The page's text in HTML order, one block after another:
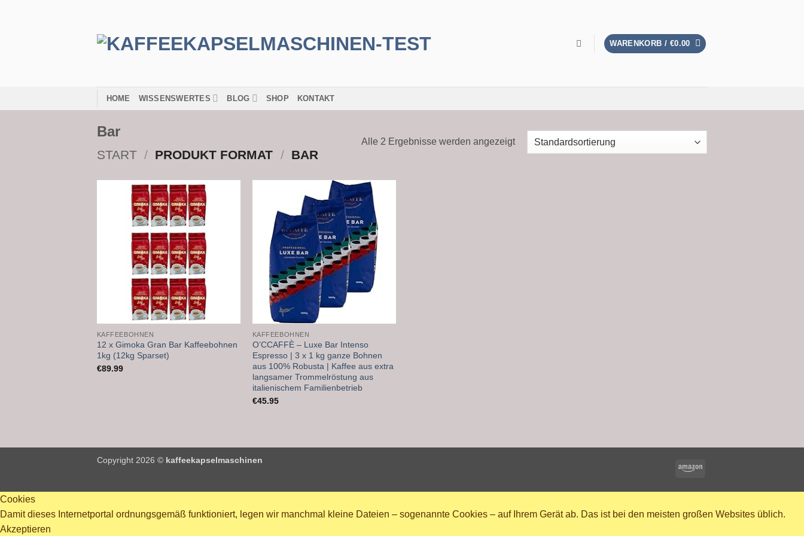
WARENKORB / €0.00
HOME WISSENSWERTES BLOG SHOP KONTAKT
‎Bar
START / PRODUKT FORMAT / ‎BAR
Alle 2 Ergebnisse werden angezeigt
KAFFEEBOHNEN
12 x Gimoka Gran Bar Kaffeebohnen
1kg (12kg Sparset)
€89.99
Add to
wishlist
KAFFEEBOHNEN
O’CCAFFÈ – Luxe Bar Intenso
Espresso | 3 x 1 kg ganze Bohnen
aus 100% Robusta | Kaffee aus extra
langsamer Trommelröstung aus
italienischem Familienbetrieb
€45.95
Amazon
Copyright 2026 © kaffeekapselmaschinen
Cookies
Damit dieses Internetportal ordnungsgemäß funktioniert, legen wir manchmal kleine Dateien – sogenannte Cookies – auf Ihrem Gerät ab. Das ist bei den meisten großen Websites üblich.
Akzeptieren